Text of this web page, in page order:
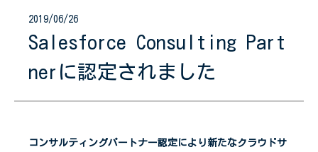
2019/06/26
Salesforce Consulting Part
nerに認定されました
コンサルティングパートナー認定により新たなクラウドサ